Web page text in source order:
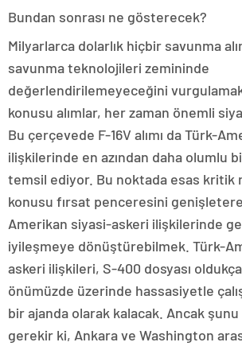
Bundan sonrası ne gösterecek?
Milyarlarca dolarlık hiçbir savunma
savunma teknolojileri zemininde
değerlendirilemeyeceğini
konusu alımlar, her zaman önemli
Bu çerçevede F-16V alımı da Türk-
ilişkilerinde en azından daha olumlu
temsil ediyor. Bu noktada esas kritik
konusu fırsat penceresini
Amerikan siyasi-askeri ilişkilerinde
iyileşmeye dönüştürebilmek. Türk-
askeri ilişkileri, S-400 dosyası
önümüzde üzerinde hassasiyetle
bir ajanda olarak kalacak. Ancak
gerekir ki, Ankara ve Washington